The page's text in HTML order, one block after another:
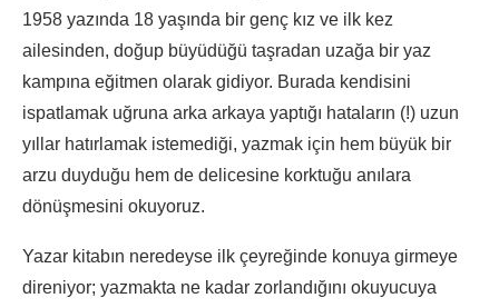
1958 yazında 18 yaşında bir genç kız ve ilk kez
ailesinden, doğup büyüdüğü taşradan uzağa bir yaz
kampına eğitmen olarak gidiyor. Burada kendisini
ispatlamak uğruna arka arkaya yaptığı hataların (!) uzun
yıllar hatırlamak istemediği, yazmak için hem büyük bir
arzu duyduğu hem de delicesine korktuğu anılara
dönüşmesini okuyoruz.
Yazar kitabın neredeyse ilk çeyreğinde konuya girmeye
direniyor; yazmakta ne kadar zorlandığını okuyucuya